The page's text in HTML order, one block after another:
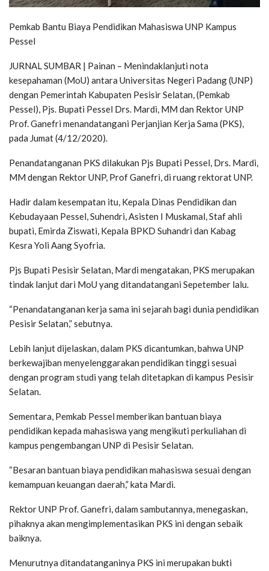
Pemkab Bantu Biaya Pendidikan Mahasiswa UNP Kampus
Pessel
JURNAL SUMBAR | Painan – Menindaklanjuti nota
kesepahaman (MoU) antara Universitas Negeri Padang (UNP)
dengan Pemerintah Kabupaten Pesisir Selatan, (Pemkab
Pessel), Pjs. Bupati Pessel Drs. Mardi, MM dan Rektor UNP
Prof. Ganefri menandatangani Perjanjian Kerja Sama (PKS),
pada Jumat (4/12/2020).
Penandatanganan PKS dilakukan Pjs Bupati Pessel, Drs. Mardi,
MM dengan Rektor UNP, Prof Ganefri, di ruang rektorat UNP.
Hadir dalam kesempatan itu, Kepala Dinas Pendidikan dan
Kebudayaan Pessel, Suhendri, Asisten I Muskamal, Staf ahli
bupati, Emirda Ziswati, Kepala BPKD Suhandri dan Kabag
Kesra Yoli Aang Syofria.
Pjs Bupati Pesisir Selatan, Mardi mengatakan, PKS merupakan
tindak lanjut dari MoU yang ditandatangani Sepetember lalu.
“Penandatanganan kerja sama ini sejarah bagi dunia pendidikan
Pesisir Selatan,” sebutnya.
Lebih lanjut dijelaskan, dalam PKS dicantumkan, bahwa UNP
berkewajiban menyelenggarakan pendidikan tinggi sesuai
dengan program studi yang telah ditetapkan di kampus Pesisir
Selatan.
Sementara, Pemkab Pessel memberikan bantuan biaya
pendidikan kepada mahasiswa yang mengikuti perkuliahan di
kampus pengembangan UNP di Pesisir Selatan.
“Besaran bantuan biaya pendidikan mahasiswa sesuai dengan
kemampuan keuangan daerah,” kata Mardi.
Rektor UNP Prof. Ganefri, dalam sambutannya, menegaskan,
pihaknya akan mengimplementasikan PKS ini dengan sebaik
baiknya.
Menurutnya ditandatanganinya PKS ini merupakan bukti